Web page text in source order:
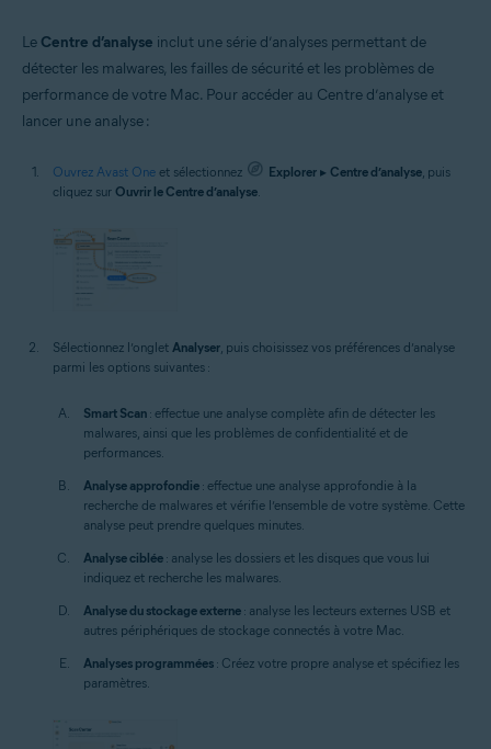
Le Centre d’analyse inclut une série d’analyses permettant de
détecter les malwares, les failles de sécurité et les problèmes de
performance de votre Mac. Pour accéder au Centre d’analyse et
lancer une analyse :
Ouvrez Avast One et sélectionnez Explorer ▸ Centre d’analyse, puis
cliquez sur Ouvrir le Centre d’analyse.
Sélectionnez l’onglet Analyser, puis choisissez vos préférences d’analyse
parmi les options suivantes :
Smart Scan : effectue une analyse complète afin de détecter les
malwares, ainsi que les problèmes de confidentialité et de
performances.
Analyse approfondie : effectue une analyse approfondie à la
recherche de malwares et vérifie l’ensemble de votre système. Cette
analyse peut prendre quelques minutes.
Analyse ciblée : analyse les dossiers et les disques que vous lui
indiquez et recherche les malwares.
Analyse du stockage externe : analyse les lecteurs externes USB et
autres périphériques de stockage connectés à votre Mac.
Analyses programmées : Créez votre propre analyse et spécifiez les
paramètres.